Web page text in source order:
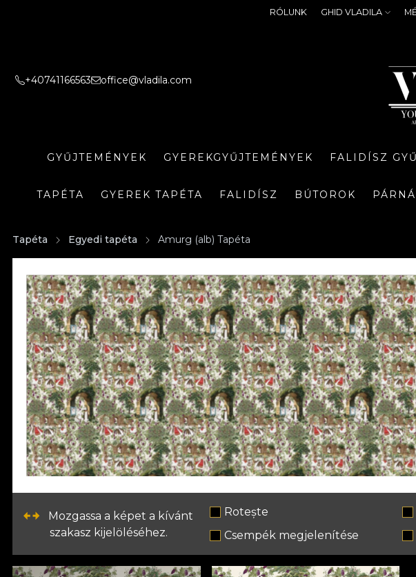
RÓLUNK GHID VLADILA
+40741166563 office@vladila.com
GYŰJTEMÉNYEK GYEREKGYŰJTEMÉNYEK FALIDÍSZ
TAPÉTA GYEREK TAPÉTA FALIDÍSZ BÚTOROK
Tapéta Egyedi tapéta Amurg (alb) Tapéta
Mozgassa a képet a kívánt
szakasz kijelöléséhez.
Rotește
Csempék megjelenítése